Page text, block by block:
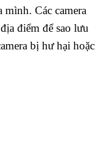
Các camera
điểm để sao lưu
bị hư hại hoặc